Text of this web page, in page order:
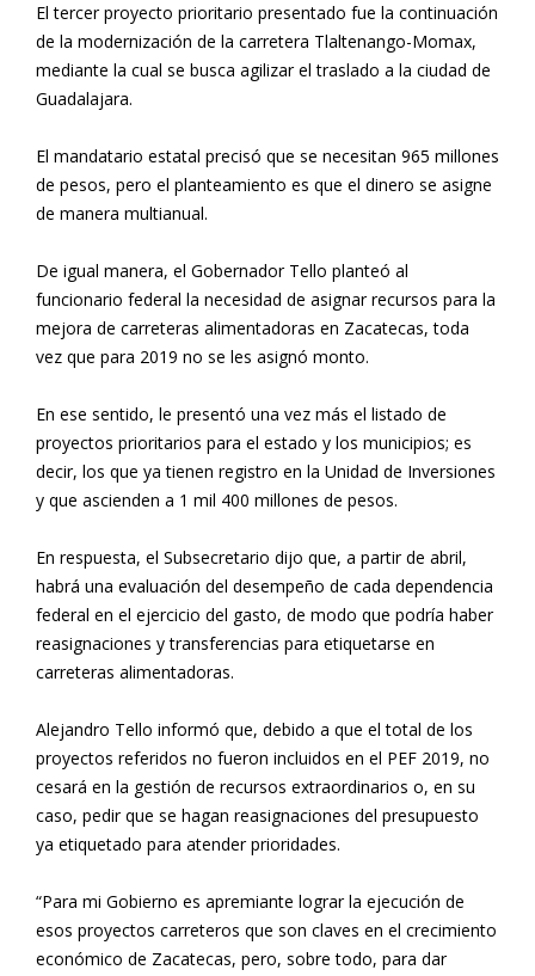
El tercer proyecto prioritario presentado fue la continuación
de la modernización de la carretera Tlaltenango-Momax,
mediante la cual se busca agilizar el traslado a la ciudad de
Guadalajara.
El mandatario estatal precisó que se necesitan 965 millones
de pesos, pero el planteamiento es que el dinero se asigne
de manera multianual.
De igual manera, el Gobernador Tello planteó al
funcionario federal la necesidad de asignar recursos para la
mejora de carreteras alimentadoras en Zacatecas, toda
vez que para 2019 no se les asignó monto.
En ese sentido, le presentó una vez más el listado de
proyectos prioritarios para el estado y los municipios; es
decir, los que ya tienen registro en la Unidad de Inversiones
y que ascienden a 1 mil 400 millones de pesos.
En respuesta, el Subsecretario dijo que, a partir de abril,
habrá una evaluación del desempeño de cada dependencia
federal en el ejercicio del gasto, de modo que podría haber
reasignaciones y transferencias para etiquetarse en
carreteras alimentadoras.
Alejandro Tello informó que, debido a que el total de los
proyectos referidos no fueron incluidos en el PEF 2019, no
cesará en la gestión de recursos extraordinarios o, en su
caso, pedir que se hagan reasignaciones del presupuesto
ya etiquetado para atender prioridades.
“Para mi Gobierno es apremiante lograr la ejecución de
esos proyectos carreteros que son claves en el crecimiento
económico de Zacatecas, pero, sobre todo, para dar